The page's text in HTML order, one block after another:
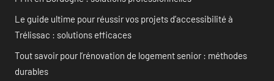
Le guide ultime pour réussir vos projets d’accessibilité à
Trélissac : solutions efficaces
Tout savoir pour l’rénovation de logement senior : méthodes
durables